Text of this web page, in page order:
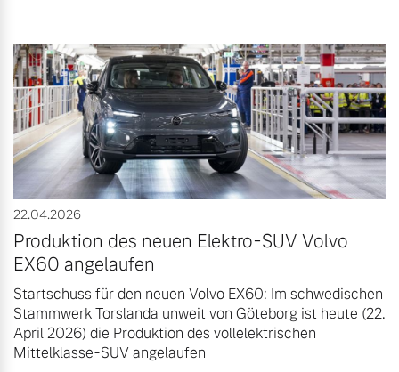
22.04.2026
Produktion des neuen Elektro-SUV Volvo
EX60 angelaufen
Startschuss für den neuen Volvo EX60: Im schwedischen
Stammwerk Torslanda unweit von Göteborg ist heute (22.
April 2026) die Produktion des vollelektrischen
Mittelklasse-SUV angelaufen